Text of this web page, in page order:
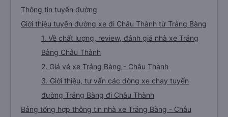
Thông tin tuyến đường
Giới thiệu tuyến đường xe đi Châu Thành từ Trảng Bàng
1. Về chất lượng, review, đánh giá nhà xe Trảng
Bàng Châu Thành
2. Giá vé xe Trảng Bàng - Châu Thành
3. Giới thiệu, tư vấn các dòng xe chạy tuyến
đường Trảng Bàng đi Châu Thành
Bảng tổng hợp thông tin nhà xe Trảng Bàng - Châu